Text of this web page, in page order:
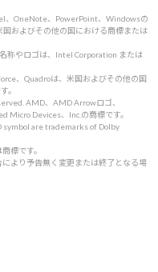
、OneNote、PowerPoint、Windowsの
およびその他の国における商標または
称やロゴは、Intel Corporation または
、Quadroは、米国およびその他の国
。
AMD、AMD Arrowロゴ、
Micro Devices、Inc.の商標です。
symbol are trademarks of Dolby
標です。
より予告無く変更または終了となる場